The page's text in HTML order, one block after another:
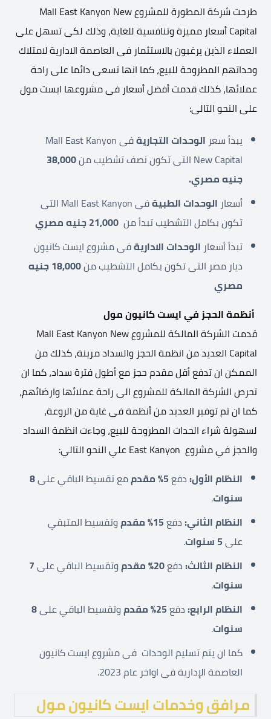
طرحت شركة المطورة للمشروع Mall East Kanyon New
Capital أسعار مميزة وتنافسية للغاية، وذلك لكى تسهل على
العملاء الذين يرغبون بالاستثمار فى العاصمة الادارية لامتلاك
وحداتهم المطروحة للبيع، كما انها تسعى دائما على راحة
عملائها، كذلك قدمت أفضل أسعار فى مشروعها ايست مول
على النحو التالى:
يبدأ سعر الوحدات التجارية
فى Mall East Kanyon
New Capital التى تكون نصف تشطيب من
38,000
جنيه مصري.
أسعار الوحدات الطبية
فى Mall East Kanyon التى
تكون بكامل التشطيب تبدأ من
تبدأ أسعار الوحدات الاداريةفى مشروع ايست كانيون
ديار مصر التى تكون بكامل التشطيب من
18,000 جنيه
مصري
أنظمة الحجز في ايست كانيون مول
قدمت الشركة المالكة للمشروع Mall East Kanyon New
Capital العديد من انظمة الحجز والسداد مرينة، كذلك من
الممكن ان تدفع أقل مقدم حجز مع أطول فترة سداد، كما ان
تحرص الشركة المالكة للمشروع الى راحة عملائها وارضائهم،
كما ان تم توفير العديد من أنظمة فى غاية من الروعة،
لسهولة شراء الحدات المطروحة للبيع، وجاءت انظمة السداد
والحجز في مشروع East Kanyon علي النحو التالي:
النظام الأول: دفع5% مقدممع تقسيط الباقي على8
سنوات.
النظام الثاني: دفع15% مقدموتقسيط المتبقي
على5 سنوات
.
النظام الثالث: دفع20% مقدموتقسيط الباقي على7
سنوات.
النظام الرابع: دفع25% مقدموتقسيط الباقي على8
سنوات.
كما ان يتم تسليم الوحدات فى مشروع ايست كانيون
العاصمة الإدارية فى اواخر عام 2023.
مرافق وخدمات ايست كانيون مول